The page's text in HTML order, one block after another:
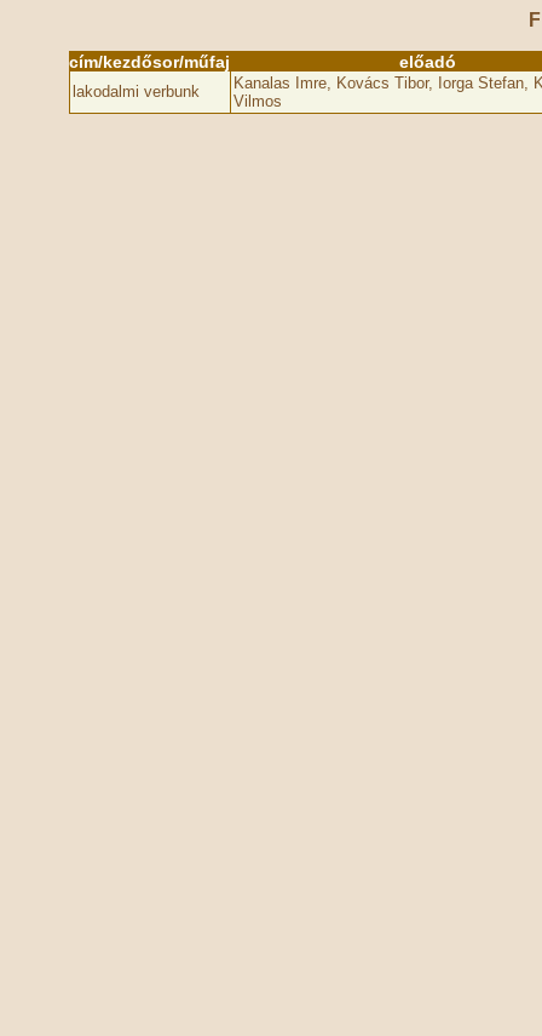
cím/kezdősor/műfaj előadó
lakodalmi verbunk
Kanalas Imre, Kovács Tibor, Iorga Stefan,
Vilmos